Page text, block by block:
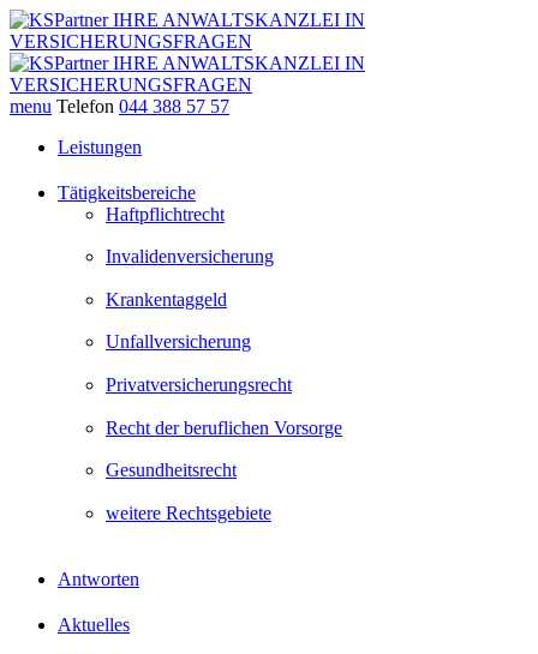
menu Telefon 044 388 57 57
Leistungen
Tätigkeitsbereiche
Haftpflichtrecht
Invalidenversicherung
Krankentaggeld
Unfallversicherung
Privatversicherungsrecht
Recht der beruflichen Vorsorge
Gesundheitsrecht
weitere Rechtsgebiete
Antworten
Aktuelles